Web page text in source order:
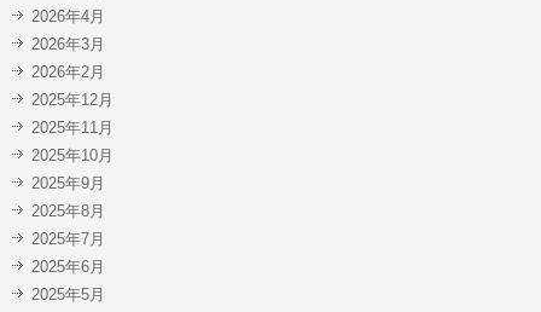
2026年4月
2026年3月
2026年2月
2025年12月
2025年11月
2025年10月
2025年9月
2025年8月
2025年7月
2025年6月
2025年5月